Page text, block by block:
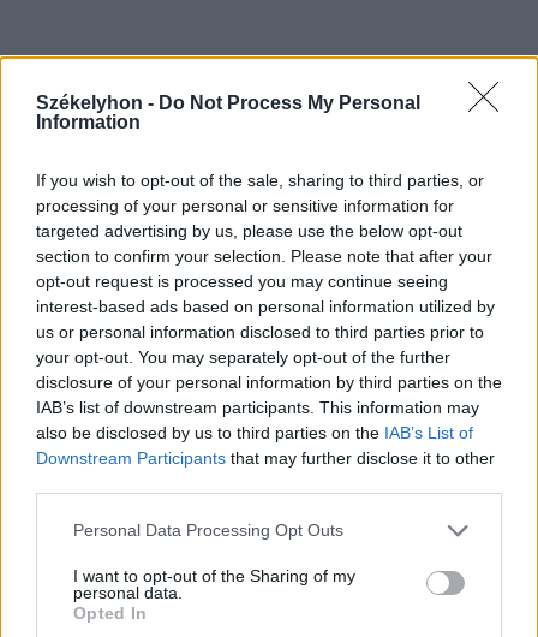
Székelyhon - Do Not Process My Personal
Information
If you wish to opt-out of the sale, sharing to third parties, or
processing of your personal or sensitive information for
targeted advertising by us, please use the below opt-out
section to confirm your selection. Please note that after your
opt-out request is processed you may continue seeing
interest-based ads based on personal information utilized by
us or personal information disclosed to third parties prior to
your opt-out. You may separately opt-out of the further
disclosure of your personal information by third parties on the
IAB’s list of downstream participants. This information may
also be disclosed by us to third parties on the IAB’s List of
Downstream Participants that may further disclose it to other
Personal Data Processing Opt Outs
I want to opt-out of the Sharing of my
personal data.
Opted In
Hasznos
Impresszum
Szerzői jogok
Adatvédelmi tájékoztató
Cookie-kezelési tájékoztató
Hozzászólási szabályzat
Nyomtatott lapjaink archívuma
Székely Hírmondó archívuma